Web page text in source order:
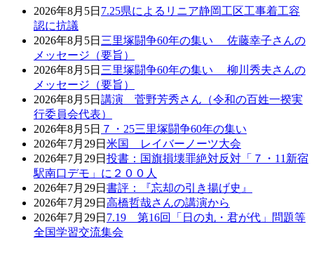
2026年8月5日 7.25県によるリニア静岡工区工事着工容
認に抗議
2026年8月5日 三里塚闘争60年の集い 佐藤幸子さんの
メッセージ（要旨）
2026年8月5日 三里塚闘争60年の集い 柳川秀夫さんの
メッセージ（要旨）
2026年8月5日 講演 菅野芳秀さん（令和の百姓一揆実
行委員会代表）
2026年8月5日 ７・25三里塚闘争60年の集い
2026年7月29日 米国 レイバーノーツ大会
2026年7月29日 投書：国旗損壊罪絶対反対「７・11新宿
駅南口デモ」に２００人
2026年7月29日 書評：『忘却の引き揚げ史』
2026年7月29日 高橋哲哉さんの講演から
2026年7月29日 7.19 第16回「日の丸・君が代」問題等
全国学習交流集会